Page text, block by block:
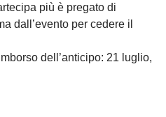
più è pregato di
dall’evento per cedere il
dell’anticipo: 21 luglio,